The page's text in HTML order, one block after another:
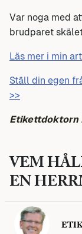
Var noga med
brudparet
Läs mer i min
Ställ din egen
>>
Etikettdoktorn
VEM
EN